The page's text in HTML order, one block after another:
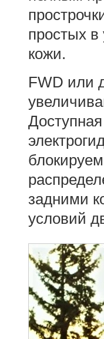
простых в
кожи.
FWD или
задними
условий